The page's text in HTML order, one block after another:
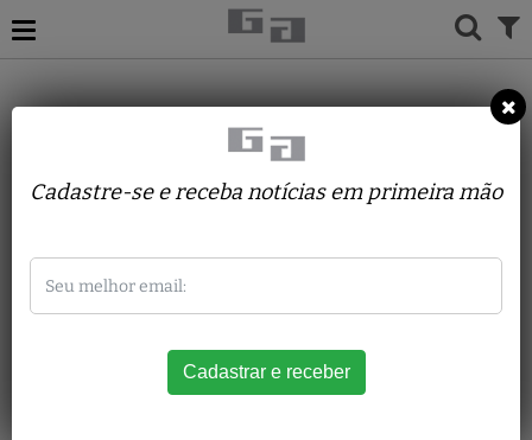
IRACEMA ARDITI
Folhas Verdes
Cadastre-se e receba notícias em primeira mão